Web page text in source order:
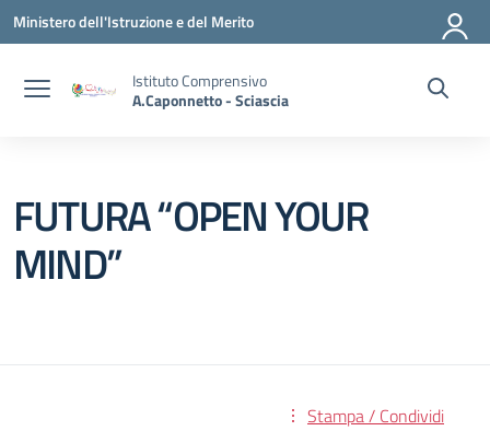
Vai ai contenuti
Vai al menu di navigazione
Vai al footer
Ministero dell'Istruzione e del Merito
Istituto Comprensivo
A.Caponnetto - Sciascia
FUTURA “OPEN YOUR
MIND”
Stampa / Condividi